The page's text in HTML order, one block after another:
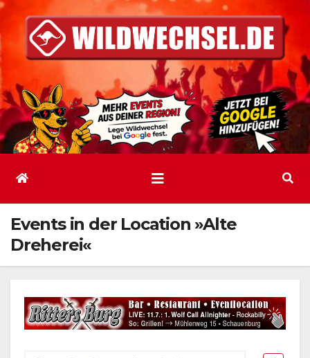
Inhalt
springen
Events in der Location »Alte
Dreherei«